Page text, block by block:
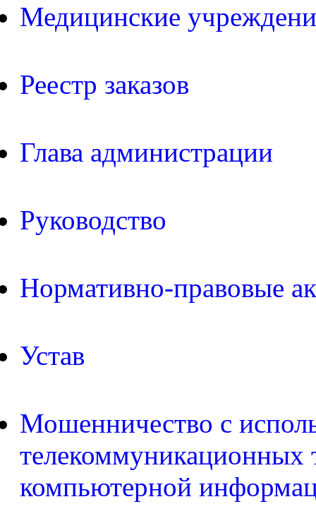
Медицинские
Реестр заказов
Глава администрации
Руководство
Нормативно-правовые
Устав
Мошенничество с
телекоммуникационных
компьютерной